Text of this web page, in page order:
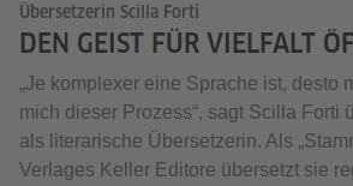
Übersetzerin Scilla Forti
DEN GEIST FÜR VIELFALT
„Je komplexer eine Sprache ist, desto
mich dieser Prozess“, sagt Scilla Forti
als literarische Übersetzerin. Als
Verlages Keller Editore übersetzt sie